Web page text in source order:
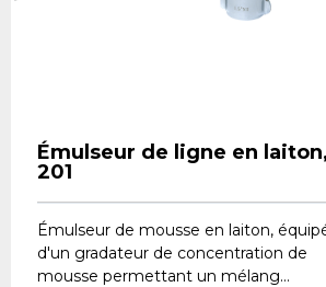
Émulseur de ligne en laiton,
201
Émulseur de mousse en laiton,
d'un gradateur de concentration de
mousse permettant un mélang...